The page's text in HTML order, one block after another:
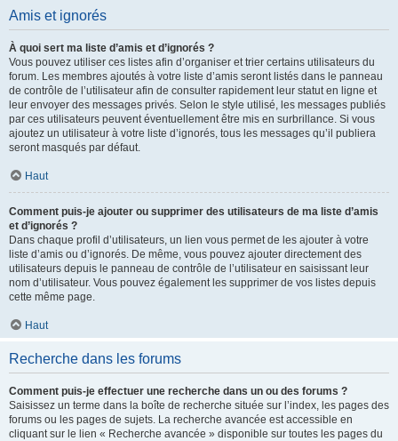
Amis et ignorés
À quoi sert ma liste d’amis et d’ignorés ?
Vous pouvez utiliser ces listes afin d’organiser et trier certains utilisateurs du
forum. Les membres ajoutés à votre liste d’amis seront listés dans le panneau
de contrôle de l’utilisateur afin de consulter rapidement leur statut en ligne et
leur envoyer des messages privés. Selon le style utilisé, les messages publiés
par ces utilisateurs peuvent éventuellement être mis en surbrillance. Si vous
ajoutez un utilisateur à votre liste d’ignorés, tous les messages qu’il publiera
seront masqués par défaut.
Haut
Comment puis-je ajouter ou supprimer des utilisateurs de ma liste d’amis
et d’ignorés ?
Dans chaque profil d’utilisateurs, un lien vous permet de les ajouter à votre
liste d’amis ou d’ignorés. De même, vous pouvez ajouter directement des
utilisateurs depuis le panneau de contrôle de l’utilisateur en saisissant leur
nom d’utilisateur. Vous pouvez également les supprimer de vos listes depuis
cette même page.
Haut
Recherche dans les forums
Comment puis-je effectuer une recherche dans un ou des forums ?
Saisissez un terme dans la boîte de recherche située sur l’index, les pages des
forums ou les pages de sujets. La recherche avancée est accessible en
cliquant sur le lien « Recherche avancée » disponible sur toutes les pages du